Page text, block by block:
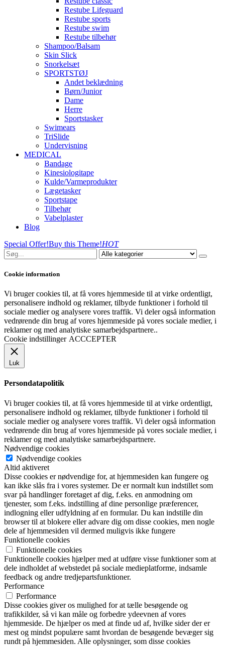
Restube Lifeguard
Restube sports
Restube swim
Restube tilbehør
Shampoo/Balsam
Skin Slick
Snorkelsæt
SPORTSTØJ
Andet beklædning
Børn/Junior
Dame
Herre
Sportstasker
Swimears
TriSlide
Undervisning
MEDICAL
Bandage
Kinesiologitape
Kulde/Varmeprodukter
Lægetasker
Sportstape
Tilbehør
Vabelplaster
Blog
Special Offer!Buy this Theme!HOT
Cookie information
Vi bruger cookies til, at få vores hjemmeside til at virke ordentligt,
personalisere indhold og reklamer, tilbyde funktioner i forhold til
sociale medier og analysere vores traffik. Vi deler også information
vedrørende din brug af vores hjemmeside på vores sociale medier, i
reklamer og med analytiske samarbejdspartnere..
Cookie indstillinger ACCCEPTER
Luk
Persondatapolitik
Vi bruger cookies til, at få vores hjemmeside til at virke ordentligt,
personalisere indhold og reklamer, tilbyde funktioner i forhold til
sociale medier og analysere vores traffik. Vi deler også information
vedrørende din brug af vores hjemmeside på vores sociale medier, i
reklamer og med analytiske samarbejdspartnere.
Nødvendige cookies
Nødvendige cookies
Altid aktiveret
Disse cookies er nødvendige for, at hjemmesiden kan fungere og
kan ikke slås fra i vores systemer. De er normalt kun indstillet som
svar på handlinger foretaget af dig, f.eks. en anmodning om
tjenester, som f.eks. indstilling af dine personlige præferencer,
indlogning eller udfyldning af en formular. Du kan indstille din
browser til at blokere eller advare dig om disse cookies, men nogle
dele af hjemmesiden vil dermed muligvis ikke fungere
Funktionelle cookies
Funktionelle cookies
Funktionelle cookies hjælper med at udføre visse funktioner som at
dele indholdet af webstedet på sociale medieplatforme, indsamle
feedback og andre tredjepartsfunktioner.
Performance
Performance
Disse cookies giver os mulighed for at tælle besøgende og
trafikkilder, så vi kan måle og forbedre ydeevnen af vores
hjemmeside. De hjælper os med at finde ud af, hvilke sider der er
mest og mindst populære samt hvordan de besøgende bevæger sig
rundt på hjemmesiden. Alle oplysninger, som disse cookies